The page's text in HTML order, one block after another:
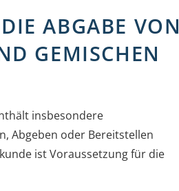
ABGABE VON
GEMISCHEN
insbesondere
Abgeben oder Bereitstellen
ist Voraussetzung für die